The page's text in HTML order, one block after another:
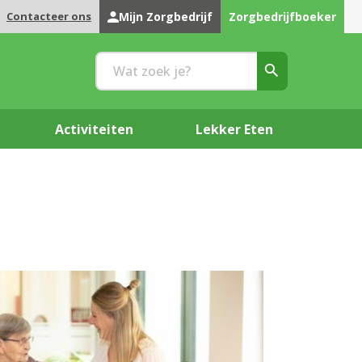
Contacteer ons Mijn Zorgbedrijf Zorgbedrijfboeker
Activiteiten Lekker Eten